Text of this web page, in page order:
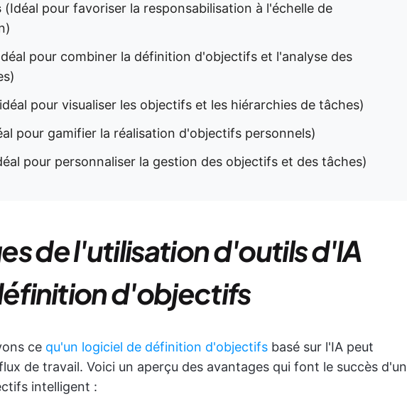
(Idéal pour favoriser la responsabilisation à l'échelle de
pour combiner la définition d'objectifs et l'analyse des
pour visualiser les objectifs et les hiérarchies de tâches)
pour gamifier la réalisation d'objectifs personnels)
pour personnaliser la gestion des objectifs et des tâches)
de l'utilisation d'outils d'IA
d'objectifs
ce qu'un logiciel de définition d'objectifs basé sur l'IA peut
de travail. Voici un aperçu des avantages qui font le succès d'un
intelligent :